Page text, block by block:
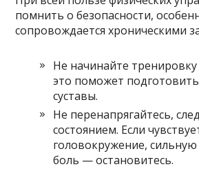
помнить о безопасности,
сопровождается хроническими
Не начинайте
это поможет
суставы.
Не перенапрягайтесь,
состоянием. Если
головокружение, сильную
боль — остановитесь.